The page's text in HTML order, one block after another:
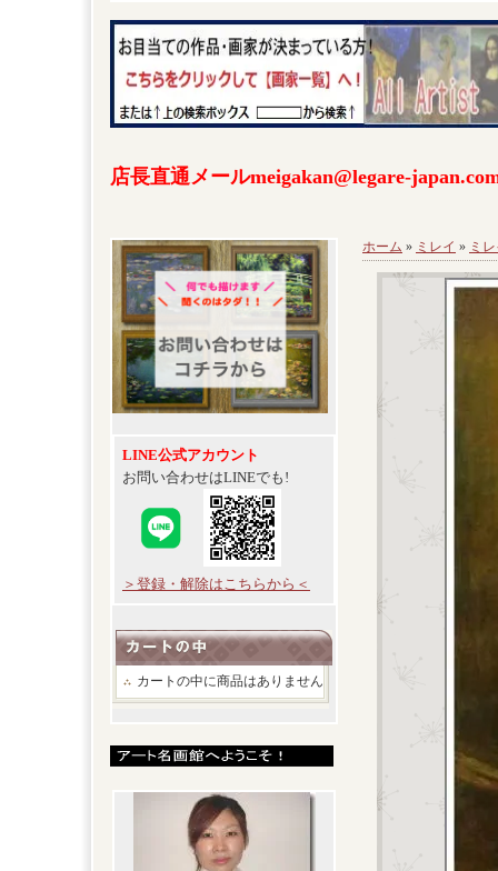
店長直通メールmeigakan@legare-
LINE公式アカウント
お問い合わせはLINEでも!
＞登録・解除はこちらから＜
カートの中に商品はありません
ホーム » ミレイ » ミ